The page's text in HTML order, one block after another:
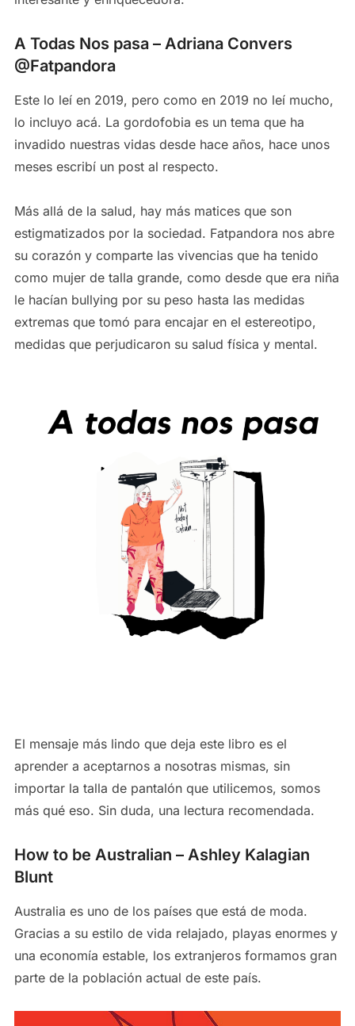
A Todas Nos pasa – Adriana Convers
@Fatpandora
Este lo leí en 2019, pero como en 2019 no leí mucho,
lo incluyo acá. La gordofobia es un tema que ha
invadido nuestras vidas desde hace años, hace unos
meses escribí un post al respecto.
Más allá de la salud, hay más matices que son
estigmatizados por la sociedad. Fatpandora nos abre
su corazón y comparte las vivencias que ha tenido
como mujer de talla grande, como desde que era niña
le hacían bullying por su peso hasta las medidas
extremas que tomó para encajar en el estereotipo,
medidas que perjudicaron su salud física y mental.
El mensaje más lindo que deja este libro es el
aprender a aceptarnos a nosotras mismas, sin
importar la talla de pantalón que utilicemos, somos
más qué eso. Sin duda, una lectura recomendada.
How to be Australian – Ashley Kalagian
Blunt
Australia es uno de los países que está de moda.
Gracias a su estilo de vida relajado, playas enormes y
una economía estable, los extranjeros formamos gran
parte de la población actual de este país.